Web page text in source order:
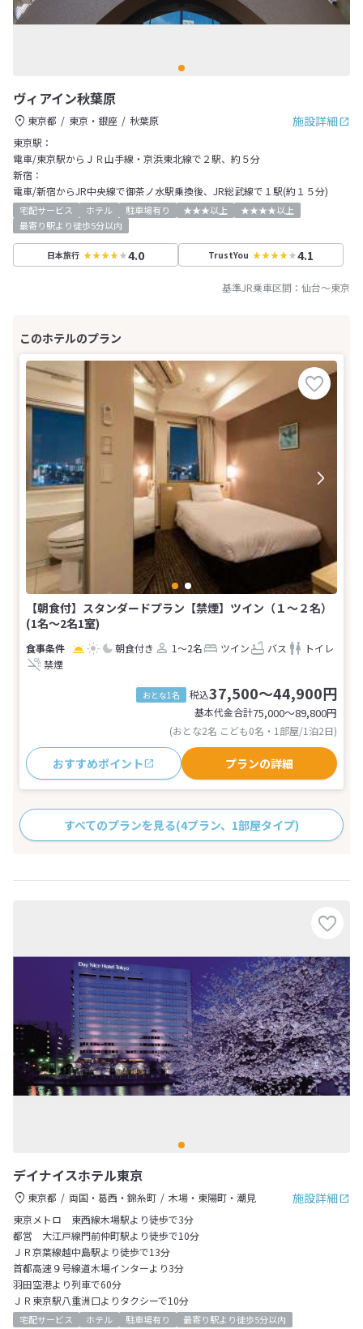
ヴィアイン秋葉原
施設詳細
東京都 東京・銀座
秋葉原
東京駅：
電車/東京駅からＪＲ山手線・京浜東北線で２駅、約５分
新宿：
電車/新宿からJR中央線で御茶ノ水駅乗換後、JR総武線で１駅(約１５分)
宅配サービス ホテル 駐車場有り ★★★以上
★★★★以上
最寄り駅より徒歩5分以内
日本旅行 4.0 TrustYou 4.1
基準JR乗車区間： 仙台～東京
【朝食付】スタンダードプラン【禁煙】ツイン（１〜２名）
(1名～2名1室)
朝食付き 1～2名 ツイン バス
トイレ
禁煙
おとな1名 税込37,500～44,900円
基本代金合計75,000〜89,800円
(おとな2名 こども0名・1部屋/1泊2日)
おすすめポイント プランの詳細
すべてのプランを見る(4プラン、1部屋タイプ)
デイナイスホテル東京
施設詳細
東京都 両国・葛西・錦糸町
木場・東陽町・潮見
東京メトロ 東西線木場駅より徒歩で3分
都営 大江戸線門前仲町駅より徒歩で10分
ＪＲ京葉線越中島駅より徒歩で13分
首都高速９号線道木場インターより3分
羽田空港より列車で60分
ＪＲ東京駅八重洲口よりタクシーで10分
宅配サービス ホテル 駐車場有り 最寄り駅より徒歩5分以内